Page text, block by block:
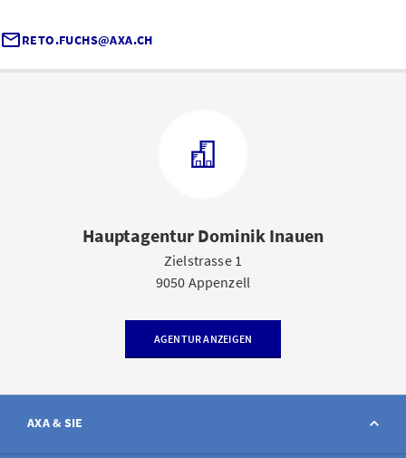
RETO.FUCHS@AXA.CH
Hauptagentur Dominik Inauen
Zielstrasse 1
9050 Appenzell
AGENTUR ANZEIGEN
AXA & SIE